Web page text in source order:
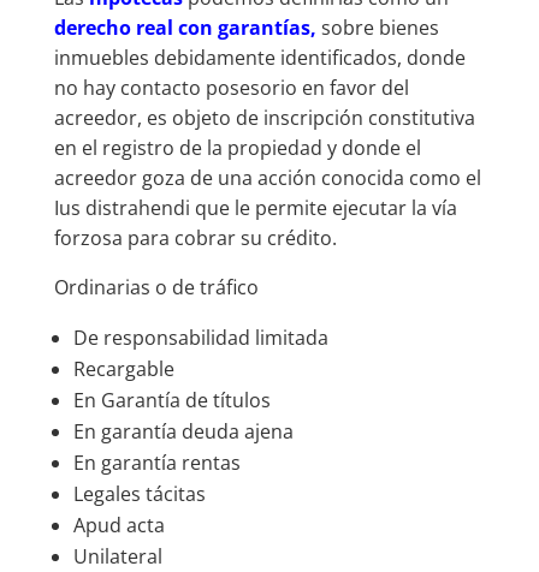
derecho real con garantías, sobre bienes
inmuebles debidamente identificados, donde
no hay contacto posesorio en favor del
acreedor, es objeto de inscripción constitutiva
en el registro de la propiedad y donde el
acreedor goza de una acción conocida como el
Ius distrahendi que le permite ejecutar la vía
forzosa para cobrar su crédito.
Ordinarias o de tráfico
De responsabilidad limitada
Recargable
En Garantía de títulos
En garantía deuda ajena
En garantía rentas
Legales tácitas
Apud acta
Unilateral